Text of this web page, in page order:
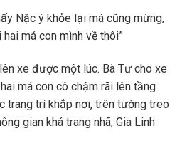
Nặc ý khỏe lại má cũng mừng,
má con mình về thôi”
xe được một lúc. Bà Tư cho xe
má con cô chậm rãi lên tầng
trang trí khắp nơi, trên tường treo
gian khá trang nhã, Gia Linh